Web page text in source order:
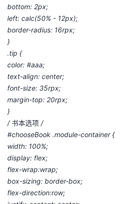
bottom: 2px;
left: calc(50% - 12px);
border-radius: 16rpx;
}
.tip {
color: #aaa;
text-align: center;
font-size: 35rpx;
margin-top: 20rpx;
}
/书本选项 /
#chooseBook .module-container {
width: 100%;
display: flex;
flex-wrap:wrap;
box-sizing: border-box;
flex-direction:row;